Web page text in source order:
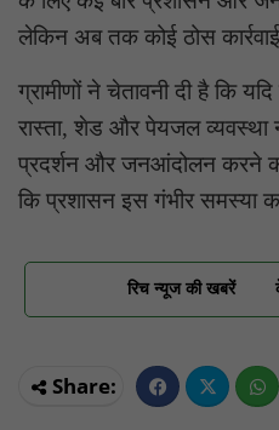
लेकिन अब तक कोई ठोस
ग्रामीणों ने चेतावनी दी है कि
रास्ता, शेड और पेयजल व्यवस्था
प्रदर्शन और जनआंदोलन करने
कि प्रशासन इस गंभीर समस्या
रिच न्यूज की खबरें